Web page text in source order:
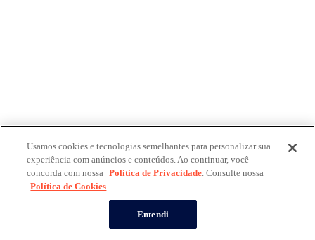
Usamos cookies e tecnologias semelhantes para personalizar sua
experiência com anúncios e conteúdos. Ao continuar, você
concorda com nossa Política de Privacidade. Consulte nossa
Política de Cookies
Entendi